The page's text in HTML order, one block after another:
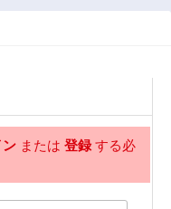
ン または 登録する必